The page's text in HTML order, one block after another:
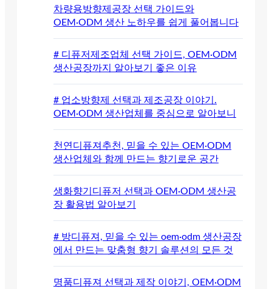
차량용방향제공장 선택 가이드와
OEM·ODM 생산 노하우를 쉽게 풀어봅니다
# 디퓨저제조업체 선택 가이드, OEM·ODM
생산공장까지 알아보기 좋은 이유
# 업소방향제 선택과 제조공장 이야기.
OEM·ODM 생산업체를 중심으로 알아보니
천연디퓨져추천, 믿을 수 있는 OEM·ODM
생산업체와 함께 만드는 향기로운 공간
생화향기디퓨저 선택과 OEM·ODM 생산공
장 활용법 알아보기
# 방디퓨져, 믿을 수 있는 oem·odm 생산공장
에서 만드는 맞춤형 향기 솔루션의 모든 것
명품디퓨져 선택과 제작 이야기, OEM·ODM